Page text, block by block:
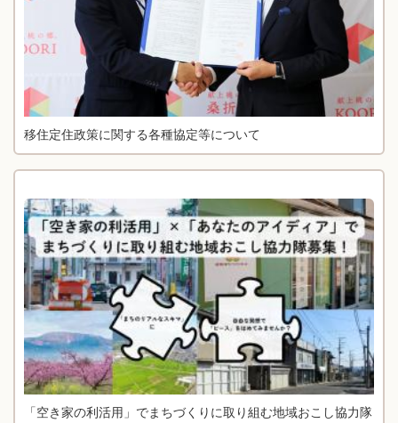
移住定住政策に関する各種協定等について
「空き家の利活用」でまちづくりに取り組む地域おこし協力隊